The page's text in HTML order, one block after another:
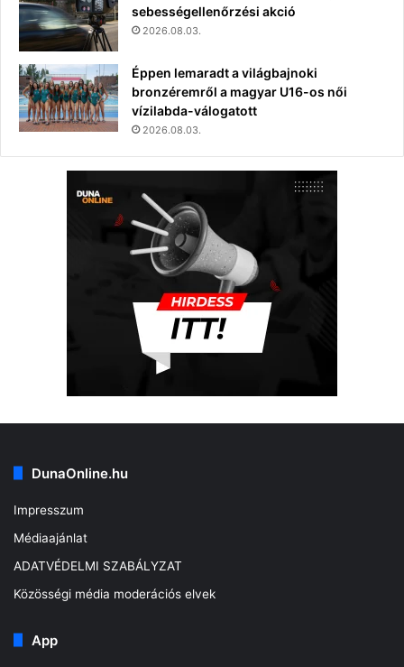
sebességellenőrzési akció
2026.08.03.
Éppen lemaradt a világbajnoki
bronzéremről a magyar U16-os női
vízilabda-válogatott
2026.08.03.
DunaOnline.hu
Impresszum
Médiaajánlat
ADATVÉDELMI SZABÁLYZAT
Közösségi média moderációs elvek
App